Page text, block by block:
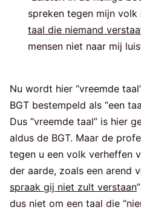
spreken tegen mijn volk
taal die niemand
mensen niet naar mij
Nu wordt hier “vreemde
BGT bestempeld als “een
Dus “vreemde taal” is hier
aldus de BGT. Maar de
tegen u een volk verheffen
der aarde, zoals een arend
spraak gij niet zult verstaan
dus niet om een taal die